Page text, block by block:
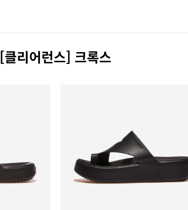
[클리어런스] 크록스